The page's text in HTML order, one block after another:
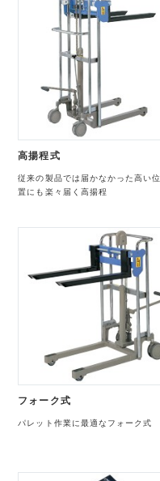
高揚程式
従来の製品では届かなかった高い位
置にも楽々届く高揚程
フォーク式
パレット作業に最適なフォーク式